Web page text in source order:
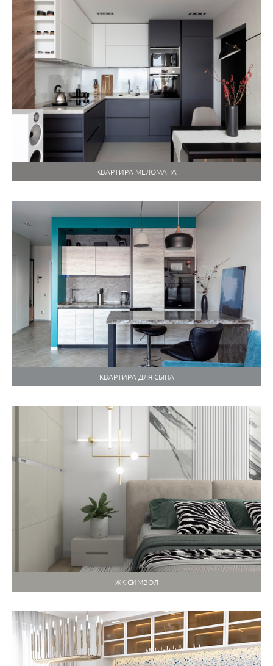
КВАРТИРА МЕЛОМАНА
КВАРТИРА ДЛЯ СЫНА
ЖК СИМВОЛ